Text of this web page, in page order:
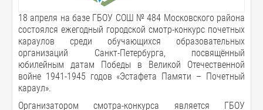
18 апреля на базе ГБОУ СОШ № 484 Московского района
состоялся ежегодный городской смотр-конкурс почетных
караулов среди обучающихся образовательных
организаций Санкт-Петербурга, посвящённый
юбилейным датам Победы в Великой Отечественной
войне 1941-1945 годов «Эстафета Памяти – Почетный
караул».
Организатором смотра-конкурса является ГБОУ